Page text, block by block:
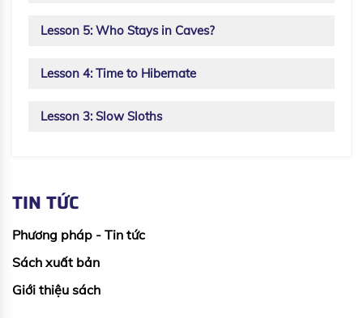
Lesson 5: Who Stays in Caves?
Lesson 4: Time to Hibernate
Lesson 3: Slow Sloths
TIN TỨC
Phương pháp - Tin tức
Sách xuất bản
Giới thiệu sách